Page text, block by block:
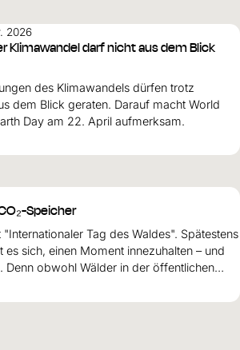
2026
Klimawandel darf nicht aus dem Blick
des Klimawandels dürfen trotz
dem Blick geraten. Darauf macht World
Day am 22. April aufmerksam.
Speicher
Tag des Waldes". Spätestens
es sich, einen Moment innezuhalten – und
Denn obwohl Wälder in der öffentlichen
bezeichnet werden, ist ihre
komplexer.